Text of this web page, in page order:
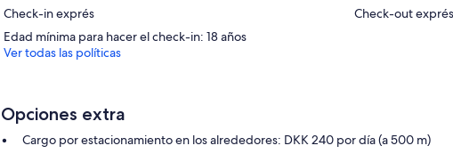
Check-in exprés
Edad mínima para hacer el check-in: 18 años
Check-out exprés
Ver todas las políticas
Opciones extra
Cargo por estacionamiento en los alrededores: DKK 240 por día (a 500 m)